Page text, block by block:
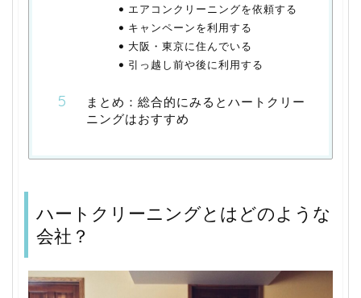
エアコンクリーニングを依頼する
キャンペーンを利用する
大阪・東京に住んでいる
引っ越し前や後に利用する
まとめ：総合的にみるとハートクリー
ニングはおすすめ
ハートクリーニングとはどのような
会社？